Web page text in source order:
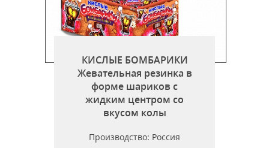
КИСЛЫЕ БОМБАРИКИ
Жевательная резинка в
форме шариков c
жидким центром со
вкусом колы
Производство: Россия